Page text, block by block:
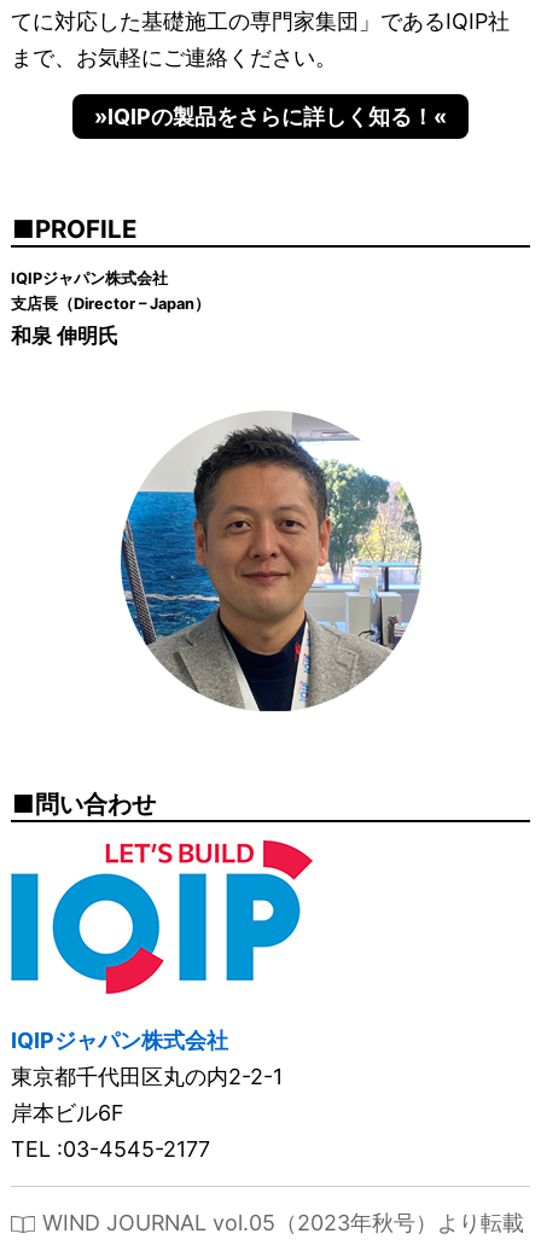
てに対応した基礎施工の専門家集団」であるIQIP社
まで、お気軽にご連絡ください。
»IQIPの製品をさらに詳しく知る！«
PROFILE
IQIPジャパン株式会社
支店長（Director – Japan）
和泉 伸明氏
問い合わせ
IQIPジャパン株式会社
東京都千代田区丸の内2-2-1
岸本ビル6F
TEL :03-4545-2177
WIND JOURNAL vol.05（2023年秋号）より転載